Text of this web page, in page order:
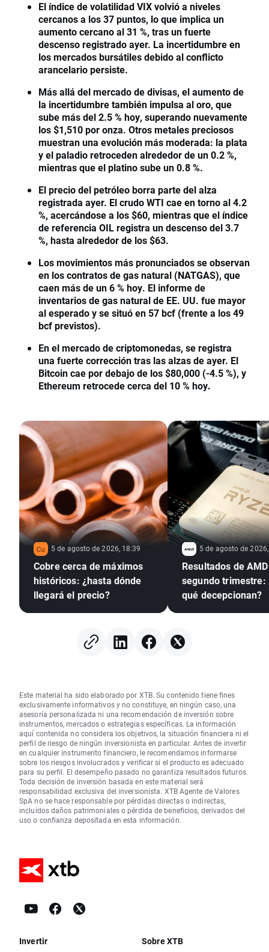
El índice de volatilidad VIX volvió a niveles
cercanos a los 37 puntos, lo que implica un
aumento cercano al 31 %, tras un fuerte
descenso registrado ayer. La incertidumbre en
los mercados bursátiles debido al conflicto
arancelario persiste.
Más allá del mercado de divisas, el aumento de
la incertidumbre también impulsa al oro, que
sube más del 2.5 % hoy, superando nuevamente
los $1,510 por onza. Otros metales preciosos
muestran una evolución más moderada: la plata
y el paladio retroceden alrededor de un 0.2 %,
mientras que el platino sube un 0.8 %.
El precio del petróleo borra parte del alza
registrada ayer. El crudo WTI cae en torno al 4.2
%, acercándose a los $60, mientras que el índice
de referencia OIL registra un descenso del 3.7
%, hasta alrededor de los $63.
Los movimientos más pronunciados se observan
en los contratos de gas natural (NATGAS), que
caen más de un 6 % hoy. El informe de
inventarios de gas natural de EE. UU. fue mayor
al esperado y se situó en 57 bcf (frente a los 49
bcf previstos).
En el mercado de criptomonedas, se registra
una fuerte corrección tras las alzas de ayer. El
Bitcoin cae por debajo de los $80,000 (-4.5 %), y
Ethereum retrocede cerca del 10 % hoy.
5 de agosto de 2026, 18:39
Cobre cerca de máximos
históricos: ¿hasta dónde
llegará el precio?
5 de agosto de
Resultados de
segundo trimestre:
qué decepcionan?
Este material ha sido elaborado por XTB. Su contenido tiene fines
exclusivamente informativos y no constituye, en ningún caso, una
asesoría personalizada ni una recomendación de inversión sobre
instrumentos, mercados o estrategias específicas. La información
aquí contenida no considera los objetivos, la situación financiera ni el
perfil de riesgo de ningún inversionista en particular. Antes de invertir
en cualquier instrumento financiero, le recomendamos informarse
sobre los riesgos involucrados y verificar si el producto es adecuado
para su perfil. El desempeño pasado no garantiza resultados futuros.
Toda decisión de inversión basada en este material será
responsabilidad exclusiva del inversionista. XTB Agente de Valores
SpA no se hace responsable por pérdidas directas o indirectas,
incluidos daños patrimoniales o pérdida de beneficios, derivados del
uso o confianza depositada en esta información.
Invertir Sobre XTB